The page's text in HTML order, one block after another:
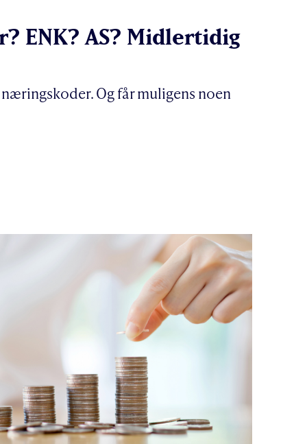
ENK? AS? Midlertidig
Og får muligens noen